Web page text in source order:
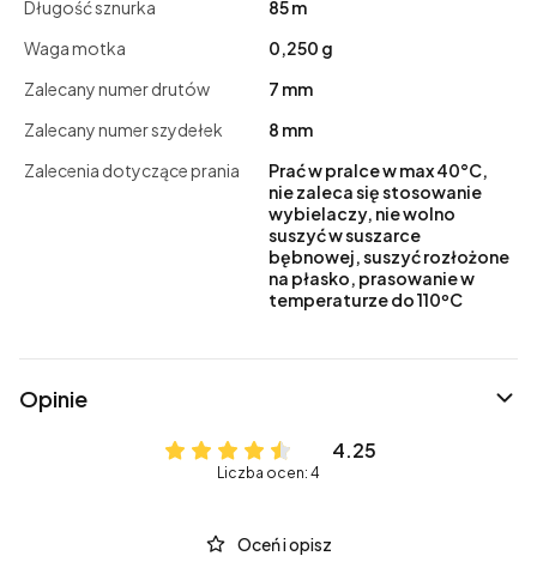
Długość sznurka
85 m
Waga motka
0,250 g
Zalecany numer drutów
7 mm
Zalecany numer szydełek
8 mm
Zalecenia dotyczące prania
Prać w pralce w max 40°C,
nie zaleca się stosowanie
wybielaczy, nie wolno
suszyć w suszarce
bębnowej, suszyć rozłożone
na płasko, prasowanie w
temperaturze do 110ºC
Opinie
4.25
Liczba ocen: 4
Oceń i opisz